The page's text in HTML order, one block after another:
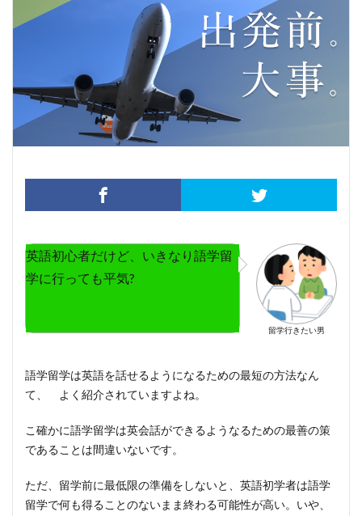
留学行きたい男
英語初心者だけど、いきなり語学留
学に行っても平気?
語学留学は英語を話せるようになるための最短の方法なん
て、 よく紹介されていますよね。
こ確かに語学留学は英会話ができるようなるための最善の策
であることは間違いないです。
ただ、留学前に最低限の準備をしないと、 英語初学者は語学
留学で何も得ることのないまま終わる可能性が高い。いや、